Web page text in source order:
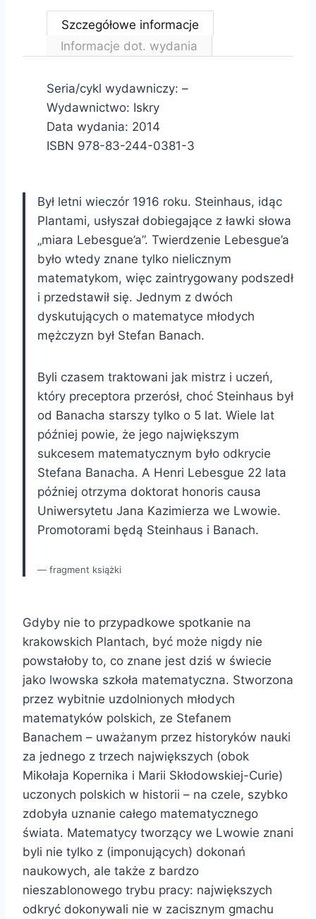
Szczegółowe informacje
Informacje dot. wydania
Seria/cykl wydawniczy: –
Wydawnictwo: Iskry
Data wydania: 2014
ISBN 978-83-244-0381-3
Był letni wieczór 1916 roku. Steinhaus, idąc
Plantami, usłyszał dobiegające z ławki słowa
„miara Lebesgue’a”. Twierdzenie Lebesgue’a
było wtedy znane tylko nielicznym
matematykom, więc zaintrygowany podszedł
i przedstawił się. Jednym z dwóch
dyskutujących o matematyce młodych
mężczyzn był Stefan Banach.
Byli czasem traktowani jak mistrz i uczeń,
który preceptora przerósł, choć Steinhaus był
od Banacha starszy tylko o 5 lat. Wiele lat
później powie, że jego największym
sukcesem matematycznym było odkrycie
Stefana Banacha. A Henri Lebesgue 22 lata
później otrzyma doktorat honoris causa
Uniwersytetu Jana Kazimierza we Lwowie.
Promotorami będą Steinhaus i Banach.
fragment książki
Gdyby nie to przypadkowe spotkanie na
krakowskich Plantach, być może nigdy nie
powstałoby to, co znane jest dziś w świecie
jako lwowska szkoła matematyczna. Stworzona
przez wybitnie uzdolnionych młodych
matematyków polskich, ze Stefanem
Banachem – uważanym przez historyków nauki
za jednego z trzech największych (obok
Mikołaja Kopernika i Marii Skłodowskiej-Curie)
uczonych polskich w historii – na czele, szybko
zdobyła uznanie całego matematycznego
świata. Matematycy tworzący we Lwowie znani
byli nie tylko z (imponujących) dokonań
naukowych, ale także z bardzo
nieszablonowego trybu pracy: największych
odkryć dokonywali nie w zacisznym gmachu